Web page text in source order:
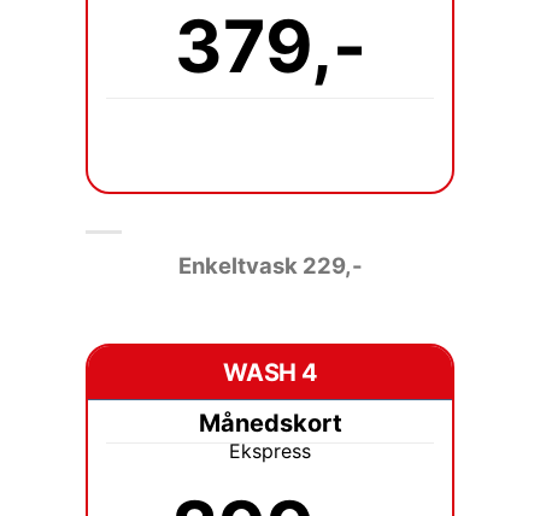
379,-
Enkeltvask 229,-
WASH 4
Månedskort
Ekspress